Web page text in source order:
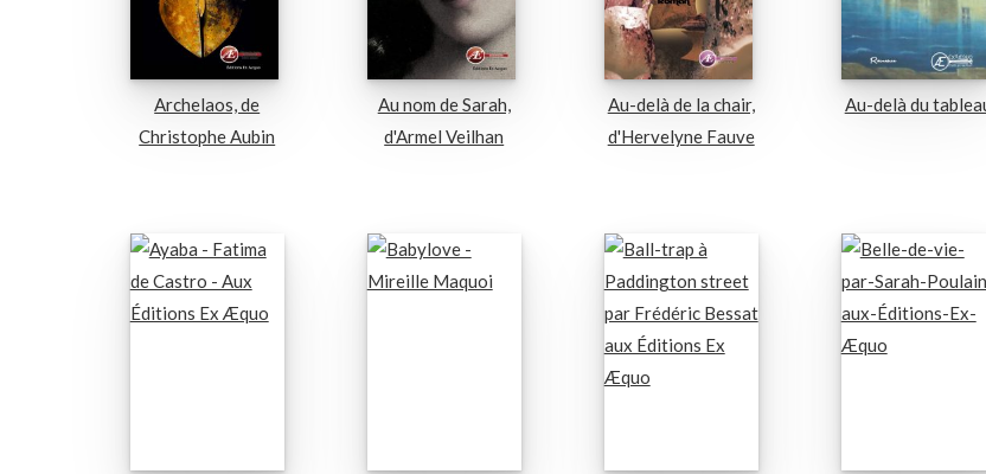
Archelaos, de
Christophe Aubin
Au nom de Sarah,
d'Armel Veilhan
Au-delà de la chair,
d'Hervelyne Fauve
Au-delà du